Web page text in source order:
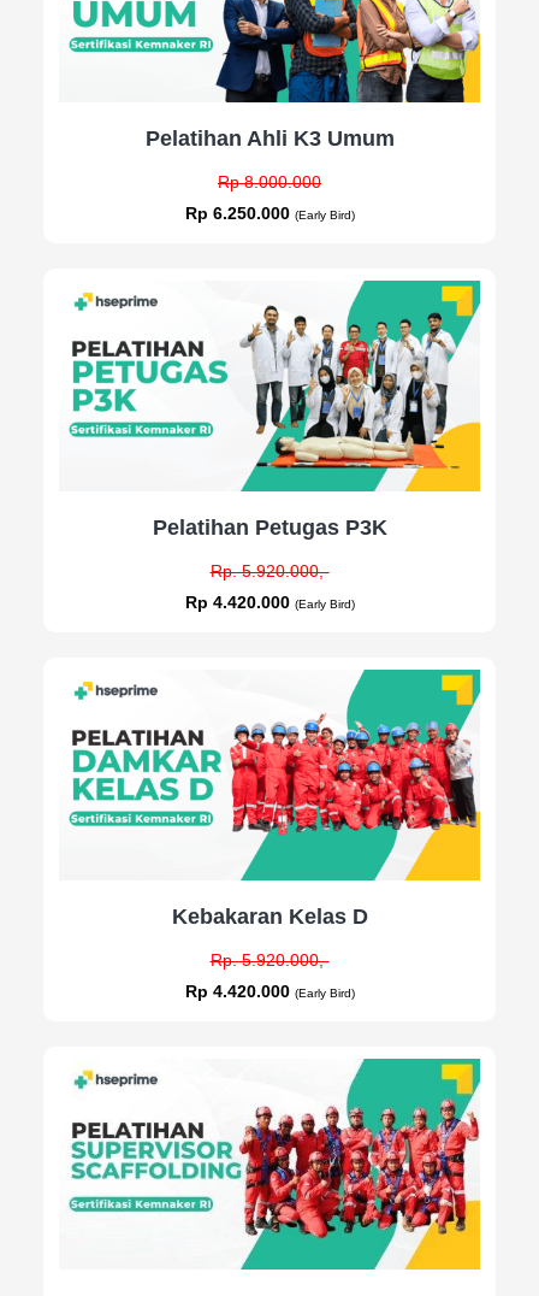
Pelatihan Ahli K3 Umum
Rp 8.000.000
Rp 6.250.000 (Early Bird)
Pelatihan Petugas P3K
Rp. 5.920.000,-
Rp 4.420.000 (Early Bird)
Kebakaran Kelas D
Rp. 5.920.000,-
Rp 4.420.000 (Early Bird)